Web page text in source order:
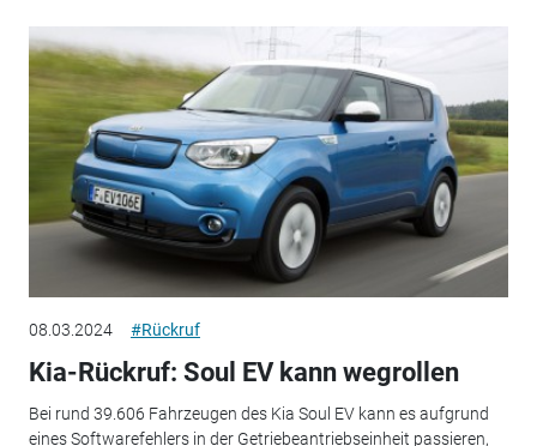
08.03.2024 #Rückruf
Kia-Rückruf: Soul EV kann wegrollen
Bei rund 39.606 Fahrzeugen des Kia Soul EV kann es aufgrund
eines Softwarefehlers in der Getriebeantriebseinheit passieren,